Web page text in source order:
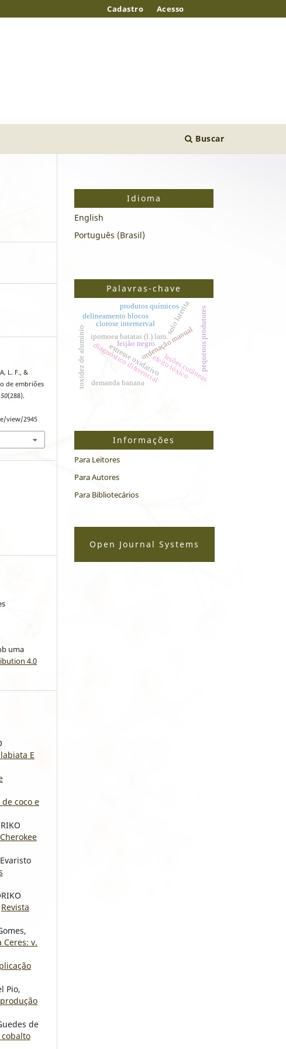
Buscar
Cadastro Acesso
L. F., &
de embriões
50(288).
view/2945
uma
4.0
E
coco e
Revista
Ceres: v.
Pio,
de
Idioma
English
Português (Brasil)
Palavras-chave
ipomoea batatas (l.) lam.
clorose internerval
ordenação manual
diagnóstico diferenciallesões cutâneas
pequenos produtores
estresse oxidativo
demanda banana
toxidez de alumínio
solo laterita
delineamento blocos
feijão negro
produtos químicos
efeito tóxico
Informações
Para Leitores
Para Autores
Para Bibliotecários
Open Journal Systems